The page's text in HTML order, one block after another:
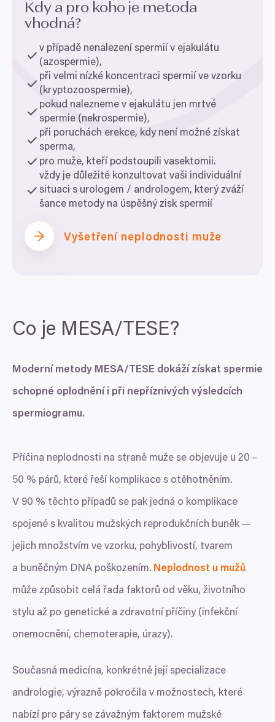
Kdy a pro koho je metoda
vhodná?
v případě nenalezení spermií v ejakulátu
(azospermie),
při velmi nízké koncentraci spermií ve vzorku
(kryptozoospermie),
pokud nalezneme v ejakulátu jen mrtvé
spermie (nekrospermie),
při poruchách erekce, kdy není možné získat
sperma,
pro muže, kteří podstoupili vasektomii.
vždy je důležité konzultovat vaši individuální
situaci s urologem / andrologem, který zváží
šance metody na úspěšný zisk spermií
Vyšetření neplodnosti muže
Co je MESA/ TESE?
Moderní metody MESA/ TESE dokáží získat spermie
schopné oplodnění i při nepříznivých výsledcích
spermiogramu.
Příčina neplodnosti na straně muže se objevuje u 20 –
50 % párů, které řeší komplikace s otěhotněním.
V 90 % těchto případů se pak jedná o komplikace
spojené s kvalitou mužských reprodukčních buněk —
jejich množstvím ve vzorku, pohyblivostí, tvarem
a buněčným DNA poškozením. Neplodnost u mužů
může způsobit celá řada faktorů od věku, životního
stylu až po genetické a zdravotní příčiny (infekční
onemocnění, chemoterapie, úrazy).
Současná medicína, konkrétně její specializace
andrologie, výrazně pokročila v možnostech, které
nabízí pro páry se závažným faktorem mužské